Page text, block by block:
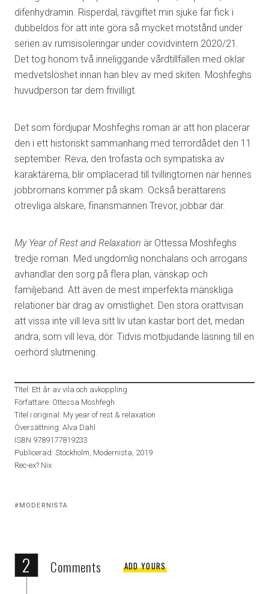
difenhydramin. Risperdal, rävgiftet min sjuke far fick i
dubbeldos för att inte göra så mycket motstånd under
serien av rumsisoleringar under covidvintern 2020/21.
Det tog honom två inneliggande vårdtillfällen med oklar
medvetslöshet innan han blev av med skiten. Moshfeghs
huvudperson tar dem frivilligt.
Det som fördjupar Moshfeghs roman är att hon placerar
den i ett historiskt sammanhang med terrordådet den 11
september. Reva, den trofasta och sympatiska av
karaktärerna, blir omplacerad till tvillingtornen när hennes
jobbromans kommer på skam. Också berättarens
otrevliga älskare, finansmannen Trevor, jobbar där.
My Year of Rest and Relaxation är Ottessa Moshfeghs
tredje roman. Med ungdomlig nonchalans och arrogans
avhandlar den sorg på flera plan, vänskap och
familjeband. Att även de mest imperfekta mänskliga
relationer bär drag av omistlighet. Den stora orättvisan
att vissa inte vill leva sitt liv utan kastar bort det, medan
andra, som vill leva, dör. Tidvis motbjudande läsning till en
oerhörd slutmening.
TItel: Ett år av vila och avkoppling
Författare: Ottessa Moshfegh
Titel i original: My year of rest & relaxation
Översättning: Alva Dahl
ISBN 9789177819233
Publicerad: Stockholm, Modernista, 2019
Rec-ex? Nix
Tagged
MODERNISTA
2 Comments ADD YOURS